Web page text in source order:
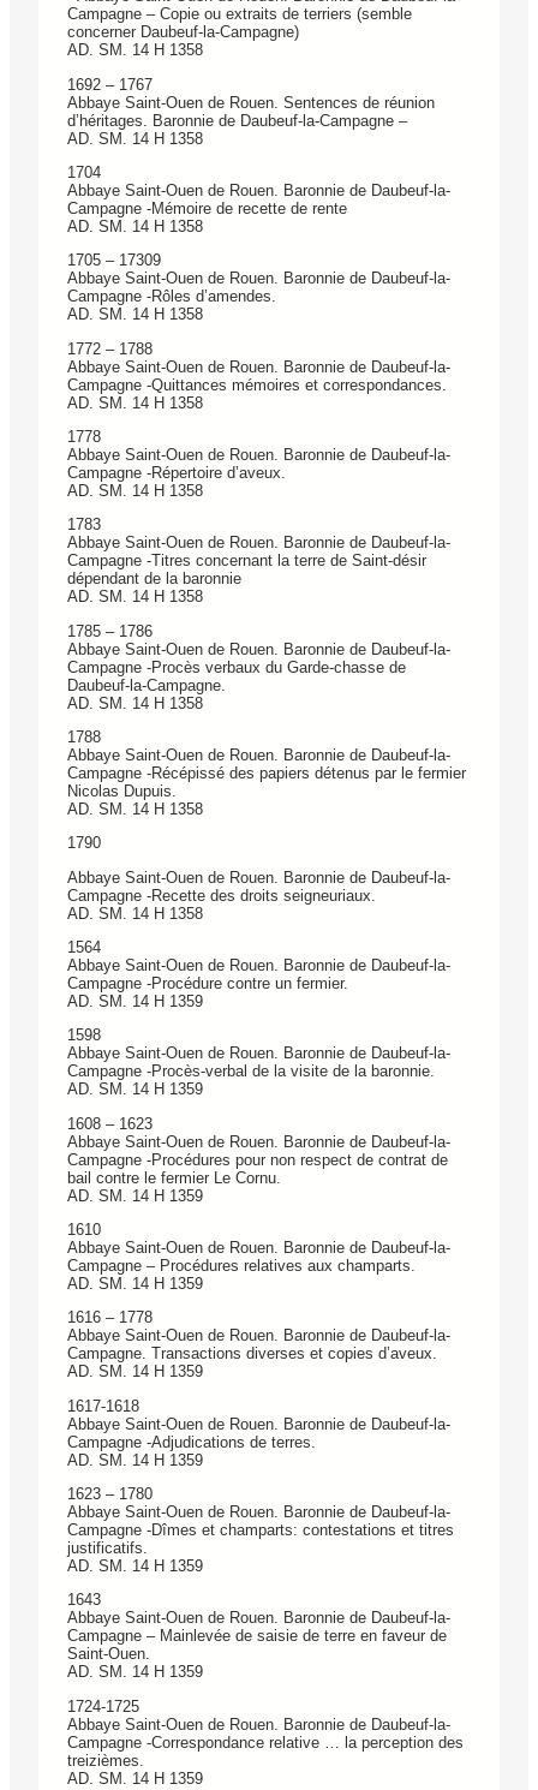
Campagne – Copie ou extraits de terriers (semble
concerner Daubeuf-la-Campagne)
AD. SM. 14 H 1358
1692 – 1767
Abbaye Saint-Ouen de Rouen. Sentences de réunion
d’héritages. Baronnie de Daubeuf-la-Campagne –
AD. SM. 14 H 1358
1704
Abbaye Saint-Ouen de Rouen. Baronnie de Daubeuf-la-
Campagne -Mémoire de recette de rente
AD. SM. 14 H 1358
1705 – 17309
Abbaye Saint-Ouen de Rouen. Baronnie de Daubeuf-la-
Campagne -Rôles d’amendes.
AD. SM. 14 H 1358
1772 – 1788
Abbaye Saint-Ouen de Rouen. Baronnie de Daubeuf-la-
Campagne -Quittances mémoires et correspondances.
AD. SM. 14 H 1358
1778
Abbaye Saint-Ouen de Rouen. Baronnie de Daubeuf-la-
Campagne -Répertoire d’aveux.
AD. SM. 14 H 1358
1783
Abbaye Saint-Ouen de Rouen. Baronnie de Daubeuf-la-
Campagne -Titres concernant la terre de Saint-désir
dépendant de la baronnie
AD. SM. 14 H 1358
1785 – 1786
Abbaye Saint-Ouen de Rouen. Baronnie de Daubeuf-la-
Campagne -Procès verbaux du Garde-chasse de
Daubeuf-la-Campagne.
AD. SM. 14 H 1358
1788
Abbaye Saint-Ouen de Rouen. Baronnie de Daubeuf-la-
Campagne -Récépissé des papiers détenus par le fermier
Nicolas Dupuis.
AD. SM. 14 H 1358
1790
Abbaye Saint-Ouen de Rouen. Baronnie de Daubeuf-la-
Campagne -Recette des droits seigneuriaux.
AD. SM. 14 H 1358
1564
Abbaye Saint-Ouen de Rouen. Baronnie de Daubeuf-la-
Campagne -Procédure contre un fermier.
AD. SM. 14 H 1359
1598
Abbaye Saint-Ouen de Rouen. Baronnie de Daubeuf-la-
Campagne -Procès-verbal de la visite de la baronnie.
AD. SM. 14 H 1359
1608 – 1623
Abbaye Saint-Ouen de Rouen. Baronnie de Daubeuf-la-
Campagne -Procédures pour non respect de contrat de
bail contre le fermier Le Cornu.
AD. SM. 14 H 1359
1610
Abbaye Saint-Ouen de Rouen. Baronnie de Daubeuf-la-
Campagne – Procédures relatives aux champarts.
AD. SM. 14 H 1359
1616 – 1778
Abbaye Saint-Ouen de Rouen. Baronnie de Daubeuf-la-
Campagne. Transactions diverses et copies d’aveux.
AD. SM. 14 H 1359
1617-1618
Abbaye Saint-Ouen de Rouen. Baronnie de Daubeuf-la-
Campagne -Adjudications de terres.
AD. SM. 14 H 1359
1623 – 1780
Abbaye Saint-Ouen de Rouen. Baronnie de Daubeuf-la-
Campagne -Dîmes et champarts: contestations et titres
justificatifs.
AD. SM. 14 H 1359
1643
Abbaye Saint-Ouen de Rouen. Baronnie de Daubeuf-la-
Campagne – Mainlevée de saisie de terre en faveur de
Saint-Ouen.
AD. SM. 14 H 1359
1724-1725
Abbaye Saint-Ouen de Rouen. Baronnie de Daubeuf-la-
Campagne -Correspondance relative … la perception des
treizièmes.
AD. SM. 14 H 1359